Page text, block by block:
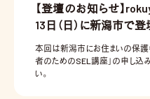
【登壇のお知らせ】
13日（日）に新潟市で登
本回は新潟市にお住まいの保護
者のためのSEL講座」の申し込
い。